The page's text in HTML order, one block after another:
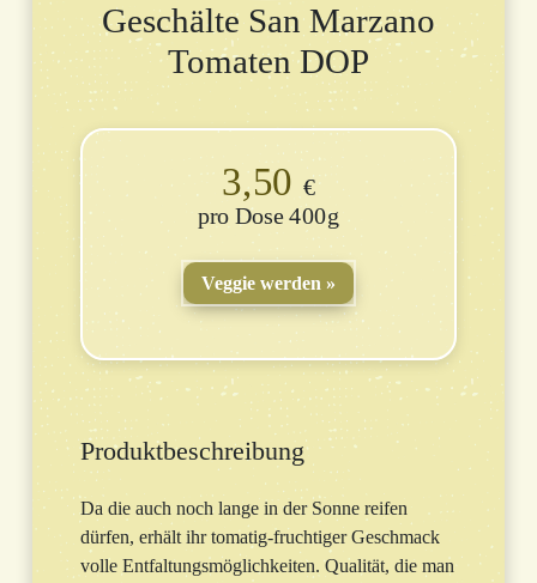
Geschälte San Marzano
Tomaten DOP
3,50 €
Dose 400g
Veggie werden
Produktbeschreibung
Da die auch noch lange in der Sonne reifen
dürfen, erhält ihr tomatig-fruchtiger Geschmack
volle Entfaltungsmöglichkeiten. Qualität, die man